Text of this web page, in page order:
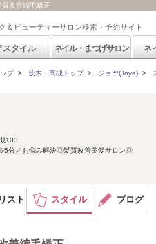
改善縮毛矯正
＆ビューティーサロン検索・予約サイト
スタイル ネイル・まつげサロン ネ
プ> 茨木・高槻トップ> ジョヤ(Joya) >
103
分／お悩み解決◎髪質改善美髪サロン◎
スト スタイル ブログ